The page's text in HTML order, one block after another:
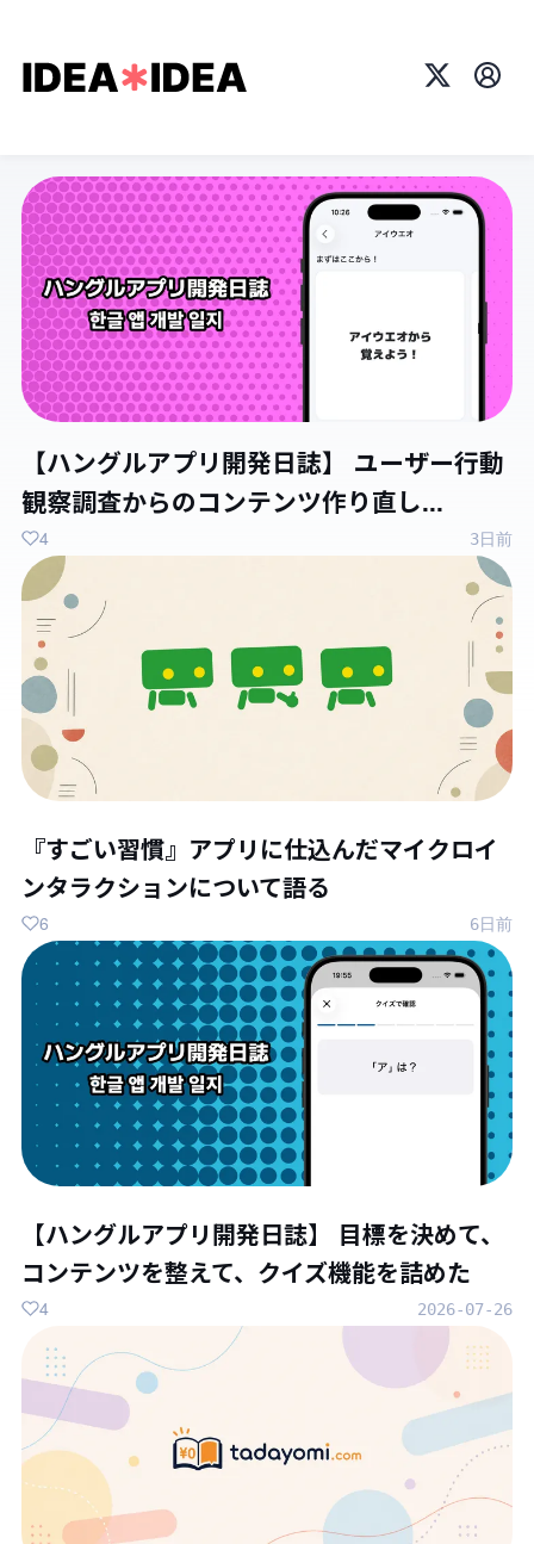
X プロ
【ハングルアプリ開発日誌】 ユーザー行動
観察調査からのコンテンツ作り直し...
3日前
4
『すごい習慣』アプリに仕込んだマイクロイ
ンタラクションについて語る
6日前
6
【ハングルアプリ開発日誌】 目標を決めて、
コンテンツを整えて、クイズ機能を詰めた
2026-07-26
4